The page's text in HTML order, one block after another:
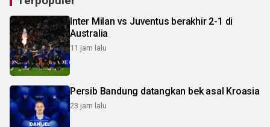
Inter Milan vs Juventus berakhir 2-1 di
Australia
11 jam lalu
Persib Bandung datangkan bek asal Kroasia
23 jam lalu